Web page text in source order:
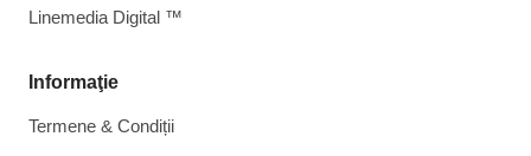
Informaţie
Termene & Condiții
Linemedia Digital ™